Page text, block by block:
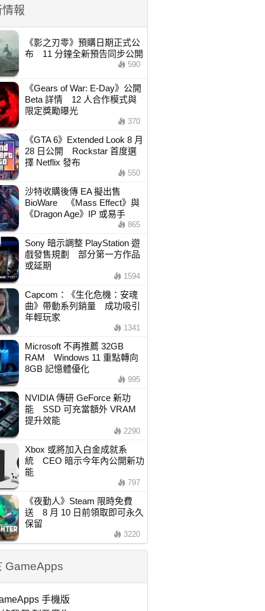
報
《影之刃零》預購日期正式公
布 11 分鐘全新預告同步公開
590
《Gears of War: E-Day》公開
Beta 詳情 12 人合作模式與
限定獎勵曝光
370
《GTA 6》Extended Look 8 月
28 日公開 Rockstar 首度選
擇 Netflix 發布
550
沙特收購後傳 EA 擬出售
BioWare 《Mass Effect》與
《Dragon Age》IP 或易手
865
Sony 暗示調整 PlayStation 遊
戲發售規劃 部分第一方作品
或延期
1594
Capcom：《生化危機：安魂
曲》帶動系列銷量 成功吸引
年輕玩家
1341
Microsoft 不再推薦 32GB
RAM Windows 11 重點轉向
8GB 記憶體優化
995
NVIDIA 傳研 GeForce 新功
能 SSD 可充當額外 VRAM
提升效能
2290
Xbox 或將加入白金成就系
統 CEO 暗示今年內公開新功
能
797
《夜勤人》Steam 限時免費
送 8 月 10 日前領取即可永久
保留
3220
GameApps
手機版